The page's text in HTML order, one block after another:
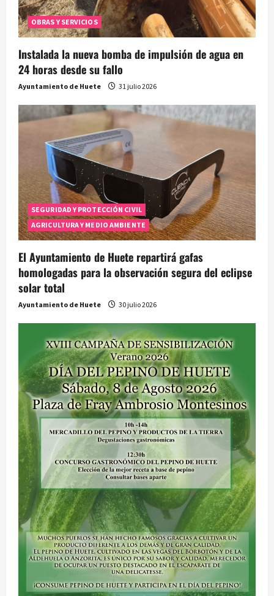
OBRAS Y SERVICIOS
Instalada la nueva bomba de impulsión de agua en
24 horas desde su fallo
Ayuntamiento de Huete 31 julio 2026
SEGURIDAD Y PROTECCIÓN CIVIL
AGRICULTURA Y MEDIO AMBIENTE
El Ayuntamiento de Huete repartirá gafas
homologadas para la observación segura del eclipse
solar total
Ayuntamiento de Huete 30 julio 2026